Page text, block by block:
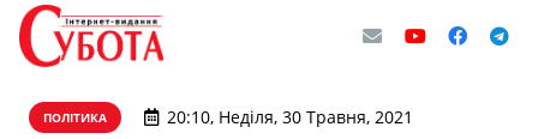
ПОЛІТИКА 20:10, Неділя, 30 Травня, 2021